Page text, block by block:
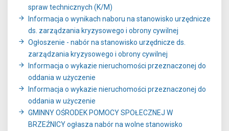
spraw technicznych (K/M)
Informacja o wynikach naboru na stanowisko urzędnicze
ds. zarządzania kryzysowego i obrony cywilnej
Ogłoszenie - nabór na stanowisko urzędnicze ds.
zarządzania kryzysowego i obrony cywilnej
Informacja o wykazie nieruchomości przeznaczonej do
oddania w użyczenie
Informacja o wykazie nieruchomości przeznaczonej do
oddania w użyczenie
GMINNY OŚRODEK POMOCY SPOŁECZNEJ W
BRZEŹNICY ogłasza nabór na wolne stanowisko